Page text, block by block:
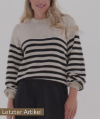
Letzter Artikel